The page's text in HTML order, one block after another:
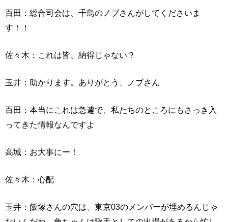
百田：総合司会は、千鳥のノブさんがしてくださいま
す！！
佐々木：これは皆、納得じゃない？
玉井：助かります。ありがとう、ノブさん
百田：本当にこれは急遽で、私たちのところにもさっき入
ってきた情報なんですよ
高城：お大事にー！
佐々木：心配
玉井：飯塚さんの穴は、東京03のメンバーが埋めるんじゃ